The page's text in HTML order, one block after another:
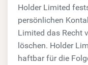
Holder Limited
persönlichen
Limited das Recht
löschen. Holder
haftbar für die